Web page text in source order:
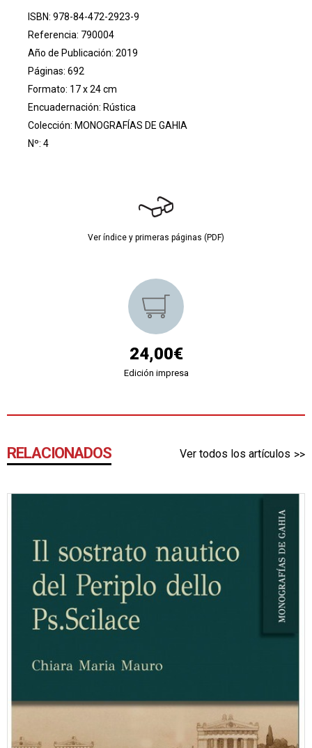
ISBN: 978-84-472-2923-9
Referencia: 790004
Año de Publicación: 2019
Páginas: 692
Formato: 17 x 24 cm
Encuadernación: Rústica
Colección: MONOGRAFÍAS DE GAHIA
Nº: 4
Ver índice y primeras páginas (PDF)
24,00€
Edición impresa
RELACIONADOS Ver todos los artículos